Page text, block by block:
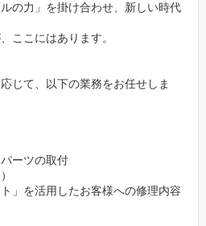
評価され、キャリアに直結しま
マートな働き方でワークライ
前」そんな常識を、私たちはDXの
率化により、残業時間は大幅に削
ことが可能です。
資の時間もしっかり確保できま
の力」を掛け合わせ、新しい時代
ここにはあります。
じて、以下の業務をお任せしま
ーツの取付
」を活用したお客様への修理内容